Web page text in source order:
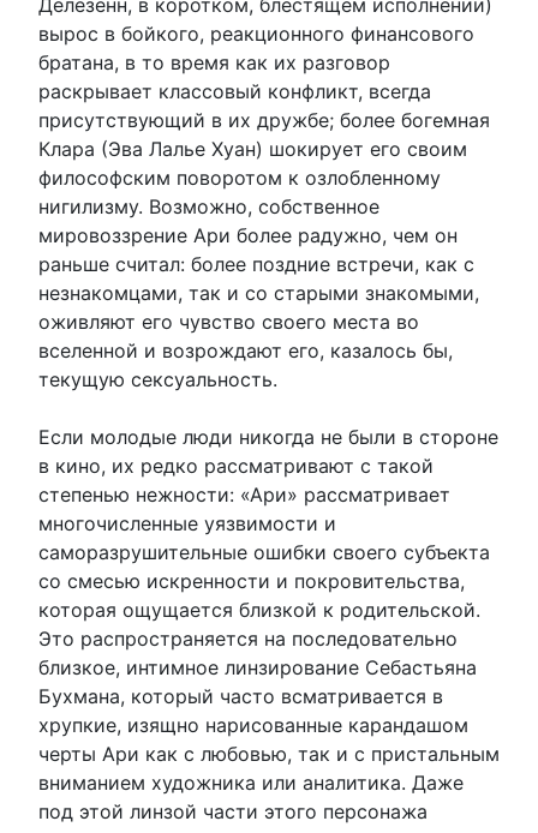
вырос в бойкого, реакционного финансового
братана, в то время как их разговор
раскрывает классовый конфликт, всегда
присутствующий в их дружбе; более богемная
Клара (Эва Лалье Хуан) шокирует его своим
философским поворотом к озлобленному
нигилизму. Возможно, собственное
мировоззрение Ари более радужно, чем он
раньше считал: более поздние встречи, как с
незнакомцами, так и со старыми знакомыми,
оживляют его чувство своего места во
вселенной и возрождают его, казалось бы,
текущую сексуальность.
Если молодые люди никогда не были в стороне
в кино, их редко рассматривают с такой
степенью нежности: «Ари» рассматривает
многочисленные уязвимости и
саморазрушительные ошибки своего субъекта
со смесью искренности и покровительства,
которая ощущается близкой к родительской.
Это распространяется на последовательно
близкое, интимное линзирование Себастьяна
Бухмана, который часто всматривается в
хрупкие, изящно нарисованные карандашом
черты Ари как с любовью, так и с пристальным
вниманием художника или аналитика. Даже
под этой линзой части этого персонажа